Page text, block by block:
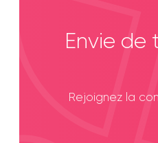
Envie de
Rejoignez la